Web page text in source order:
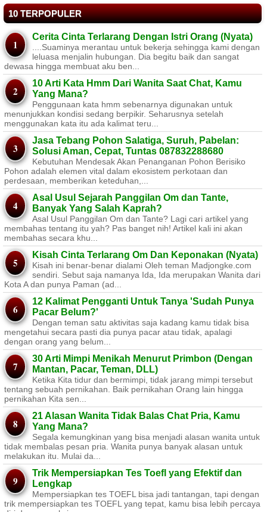
10 TERPOPULER
Cerita Cinta Terlarang Dengan Istri Orang (Nyata)
....Suaminya merantau untuk bekerja sehingga kami dengan
leluasa menjalin hubungan. Dia begitu baik dan sangat
dewasa hingga membuat aku ben...
10 Arti Kata Hmm Dari Wanita Saat Chat, Kamu
Yang Mana?
Penggunaan kata hmm sebenarnya digunakan untuk
menunjukkan kondisi sedang berpikir. Seharusnya setelah
menggunakan kata itu ada kalimat teru...
Jasa Tebang Pohon Salatiga, Suruh, Pabelan:
Solusi Aman, Cepat, Tuntas 087832288680
Kebutuhan Mendesak Akan Penanganan Pohon Berisiko ​
Pohon adalah elemen vital dalam ekosistem perkotaan dan
perdesaan, memberikan keteduhan,...
Asal Usul Sejarah Panggilan Om dan Tante,
Banyak Yang Salah Kaprah?
Asal Usul Panggilan Om dan Tante? Lagi cari artikel yang
membahas tentang itu yah? Pas banget nih! Artikel kali ini akan
membahas secara khu...
Kisah Cinta Terlarang Om Dan Keponakan (Nyata)
Kisah ini benar-benar dialami Oleh teman Madjongke.com
sendiri. Sebut saja namanya Ida, Ida merupakan Wanita dari
Kota A dan punya Paman (ad...
12 Kalimat Pengganti Untuk Tanya 'Sudah Punya
Pacar Belum?'
Dengan teman satu aktivitas saja kadang kamu tidak bisa
mengetahui secara pasti dia punya pacar atau tidak, apalagi
dengan orang yang belum...
30 Arti Mimpi Menikah Menurut Primbon (Dengan
Mantan, Pacar, Teman, DLL)
Ketika Kita tidur dan bermimpi, tidak jarang mimpi tersebut
tentang sebuah pernikahan. Baik pernikahan Orang lain hingga
pernikahan Kita sen...
21 Alasan Wanita Tidak Balas Chat Pria, Kamu
Yang Mana?
Segala kemungkinan yang bisa menjadi alasan wanita untuk
tidak membalas pesan pria. Wanita punya banyak alasan untuk
melakukan itu. Mulai da...
Trik Mempersiapkan Tes Toefl yang Efektif dan
Lengkap
Mempersiapkan tes TOEFL bisa jadi tantangan, tapi dengan
trik mempersiapkan tes TOEFL yang tepat, kamu bisa lebih percaya